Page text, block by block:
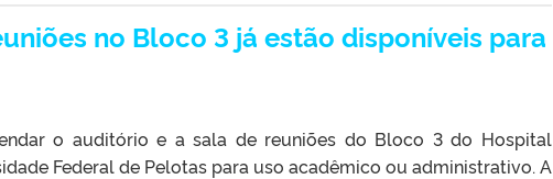
no Bloco 3 já estão disponíveis para
o auditório e a sala de reuniões do Bloco 3 do Hospital
Federal de Pelotas para uso acadêmico ou administrativo. A